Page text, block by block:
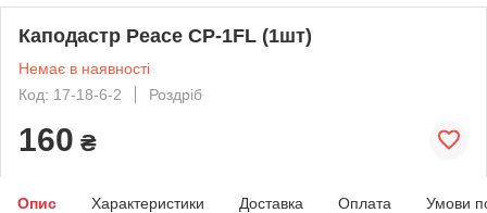
Каподастр Peace CP-1FL (1шт)
Немає в наявності
Код: 17-18-6-2
Роздріб
160 ₴
Опис Характеристики Доставка Оплата Умови